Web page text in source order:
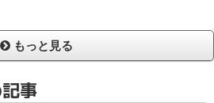
もっと見る
事